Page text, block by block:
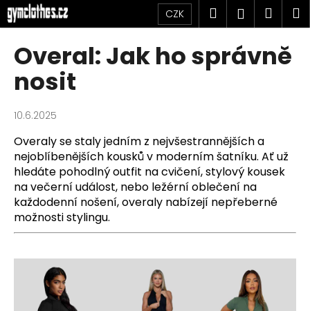
Přejít
na
obsah
CZK Hledat
Overal: Jak ho správně
nosit
10.6.2025
Overaly se staly jedním z nejvšestrannějších a
nejoblíbenějších kousků v moderním šatníku. Ať už
hledáte pohodlný outfit na cvičení, stylový kousek
na večerní událost, nebo ležérní oblečení na
každodenní nošení, overaly nabízejí nepřeberné
možnosti stylingu.
K
o
C
o
p
t
ř
e
b
u
j
e